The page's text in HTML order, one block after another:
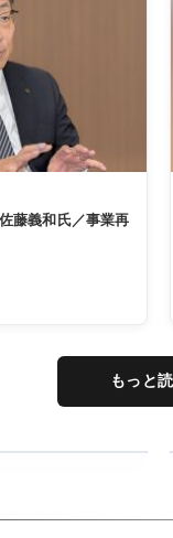
藤義和氏／事業再
もっと